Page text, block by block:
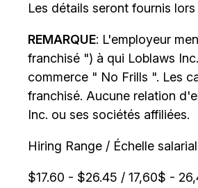
Les détails seront fournis
REMARQUE: L'employeur
franchisé ") à qui Loblaws
commerce " No Frills ". Les
franchisé. Aucune relation
Inc. ou ses sociétés affiliées.
Hiring Range / Échelle
$17.60 - $26.45 / 17,60$ -